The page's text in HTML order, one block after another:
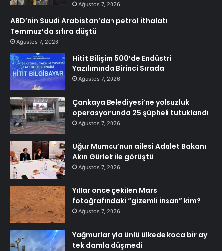
Ağustos 7, 2026
ABD’nin Suudi Arabistan’dan petrol ithalatı
Temmuz’da sıfıra düştü
Ağustos 7, 2026
Hitit Bilişim 500’de Endüstri
Yazılımında Birinci Sırada
Ağustos 7, 2026
Çankaya Belediyesi’ne yolsuzluk
operasyonunda 25 şüpheli tutuklandı
Ağustos 7, 2026
Uğur Mumcu’nun ailesi Adalet Bakanı
Akın Gürlek ile görüştü
Ağustos 7, 2026
Yıllar önce çekilen Mars
fotoğrafındaki “gizemli insan” kim?
Ağustos 7, 2026
Yağmurlarıyla ünlü ülkede koca bir ay
tek damla düşmedi